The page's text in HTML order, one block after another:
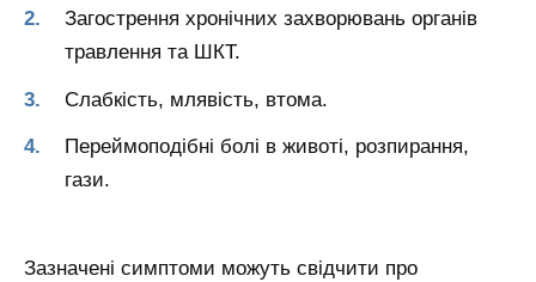
Загострення хронічних захворювань органів
травлення та ШКТ.
Слабкість, млявість, втома.
Переймоподібні болі в животі, розпирання,
гази.
Зазначені симптоми можуть свідчити про